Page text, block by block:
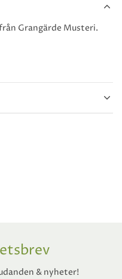
Grangärde Musteri.
& nyheter!